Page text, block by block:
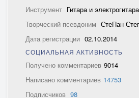
Инструмент Гитара и электрогитара
Творческий псевдоним СтеПан
Дата регистрации 02.10.2014
СОЦИАЛЬНАЯ АКТИВНОСТЬ
Получено комментариев 9014
Написано комментариев 14753
Подписчиков 98